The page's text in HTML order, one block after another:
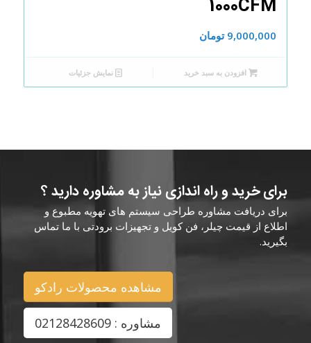
1000CFM
9,000,000 تومان
افزودن به سبد خرید نمایش جزئیات
برای خرید و راه اندازی نیاز به مشاوره دارید ؟
برای دریافت مشاوره طراحی سیستم های تهویه مطبوع و
اطلاع از قیمت چیلر، فن کویل و تجهیزات برودتی با ما تماس
بگیرید.
مشاهده محصولات رادکو
مشاوره : 02128428609